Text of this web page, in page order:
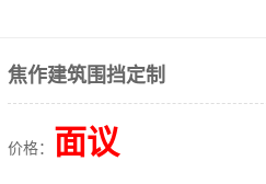
焦作建筑围挡定制
价格： 面议